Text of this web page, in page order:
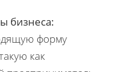
бизнеса:
форму
как